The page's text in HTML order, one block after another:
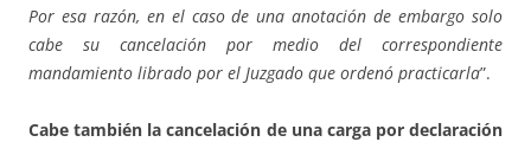
Por esa razón, en el caso de una anotación de embargo solo
cabe su cancelación por medio del correspondiente
mandamiento librado por el Juzgado que ordenó practicarla”.
Cabe también la cancelación de una carga por declaración